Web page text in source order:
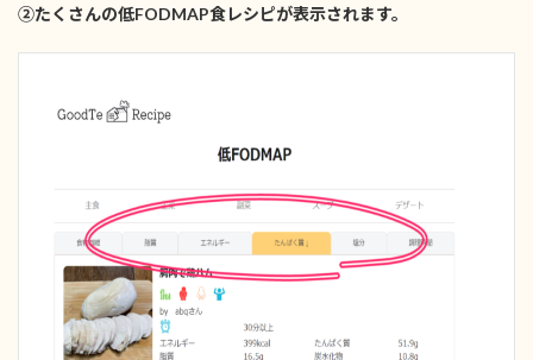
②たくさんの低FODMAP食レシピが表示されます。